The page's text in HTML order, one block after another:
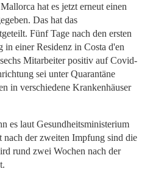
hat es jetzt erneut einen
Das hat das
Fünf Tage nach den ersten
in einer Residenz in Costa d'en
Mitarbeiter positiv auf Covid-
sei unter Quarantäne
in verschiedene Krankenhäuser
es laut Gesundheitsministerium
nach der zweiten Impfung sind die
rund zwei Wochen nach der